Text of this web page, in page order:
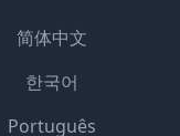
简体中文
한국어
Português